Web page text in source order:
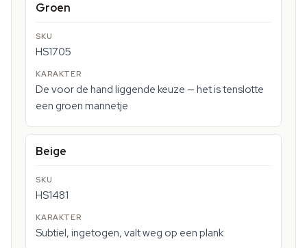
Groen
HS1705
De voor de hand liggende keuze — het is tenslotte
een groen mannetje
Beige
HS1481
Subtiel, ingetogen, valt weg op een plank